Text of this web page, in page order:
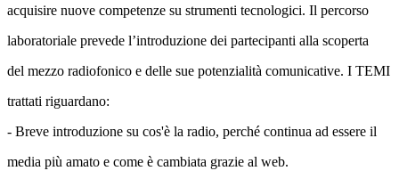
acquisire nuove competenze su strumenti tecnologici. Il percorso
laboratoriale prevede l’introduzione dei partecipanti alla scoperta
del mezzo radiofonico e delle sue potenzialità comunicative. I TEMI
trattati riguardano:
- Breve introduzione su cos'è la radio, perché continua ad essere il
media più amato e come è cambiata grazie al web.